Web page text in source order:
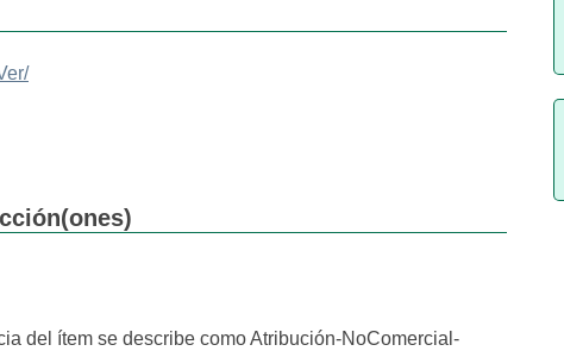
del ítem se describe como Atribución-NoComercial-